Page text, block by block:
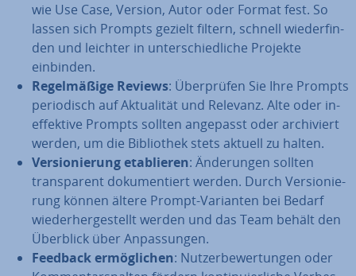
wie Use Case, Version, Autor oder Format fest. So
lassen sich Prompts gezielt filtern, schnell wie­der­fin­
den und leichter in un­ter­schied­li­che Projekte
einbinden.
Re­gel­mä­ßi­ge Reviews: Über­prü­fen Sie Ihre Prompts
pe­ri­odisch auf Ak­tua­li­tät und Relevanz. Alte oder in­
ef­fek­ti­ve Prompts sollten angepasst oder ar­chi­viert
werden, um die Bi­blio­thek stets aktuell zu halten.
Ver­sio­nie­rung eta­blie­ren: Än­de­run­gen sollten
trans­pa­rent do­ku­men­tiert werden. Durch Ver­sio­nie­
rung können ältere Prompt-Varianten bei Bedarf
wie­der­her­ge­stellt werden und das Team behält den
Überblick über An­pas­sun­gen.
Feedback er­mög­li­chen: Nut­zer­be­wer­tun­gen oder